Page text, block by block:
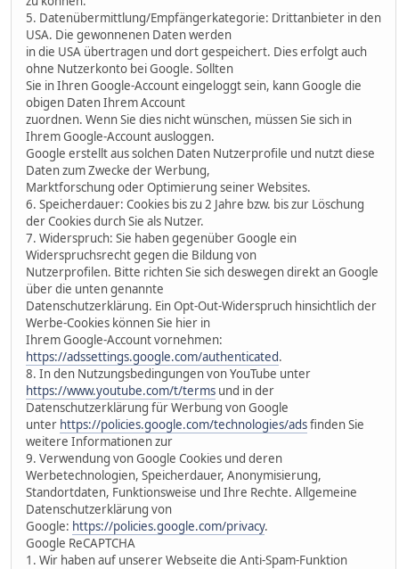
5. Datenübermittlung/Empfängerkategorie: Drittanbieter in den
USA. Die gewonnenen Daten werden
in die USA übertragen und dort gespeichert. Dies erfolgt auch
ohne Nutzerkonto bei Google. Sollten
Sie in Ihren Google-Account eingeloggt sein, kann Google die
obigen Daten Ihrem Account
zuordnen. Wenn Sie dies nicht wünschen, müssen Sie sich in
Ihrem Google-Account ausloggen.
Google erstellt aus solchen Daten Nutzerprofile und nutzt diese
Daten zum Zwecke der Werbung,
Marktforschung oder Optimierung seiner Websites.
6. Speicherdauer: Cookies bis zu 2 Jahre bzw. bis zur Löschung
der Cookies durch Sie als Nutzer.
7. Widerspruch: Sie haben gegenüber Google ein
Widerspruchsrecht gegen die Bildung von
Nutzerprofilen. Bitte richten Sie sich deswegen direkt an Google
über die unten genannte
Datenschutzerklärung. Ein Opt-Out-Widerspruch hinsichtlich der
Werbe-Cookies können Sie hier in
Ihrem Google-Account vornehmen:
https://adssettings.google.com/authenticated.
8. In den Nutzungsbedingungen von YouTube unter
https://www.youtube.com/t/terms und in der
Datenschutzerklärung für Werbung von Google
unter https://policies.google.com/technologies/adsfinden Sie
weitere Informationen zur
9. Verwendung von Google Cookies und deren
Werbetechnologien, Speicherdauer, Anonymisierung,
Standortdaten, Funktionsweise und Ihre Rechte. Allgemeine
Datenschutzerklärung von
Google: https://policies.google.com/privacy.
Google ReCAPTCHA
1. Wir haben auf unserer Webseite die Anti-Spam-Funktion